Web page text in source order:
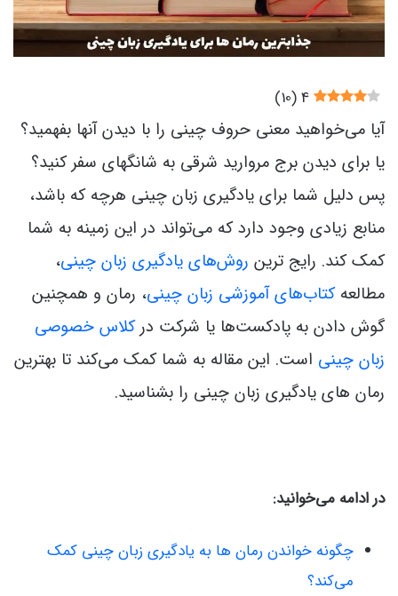
4
(
10
)
آیا می‌خواهید معنی حروف چینی را با دیدن آنها بفهمید؟
یا برای دیدن برج مروارید شرقی به شانگهای سفر کنید؟
پس دلیل شما برای یادگیری زبان چینی هرچه که باشد،
منابع زیادی وجود دارد که می‌تواند در این زمینه به شما
کمک کند. رایج ترین روش‌های یادگیری زبان چینی،
مطالعهکتاب‌های آموزشی زبان چینی، رمان و همچنین
گوش دادن به پادکست‌ها یا شرکت درکلاس خصوصی
زبان چینی است. این مقاله به شما کمک می‌کند تا بهترین
رمان های یادگیری زبان چینی را بشناسید.
در ادامه می‌خوانید:
چگونه خواندن رمان ها به یادگیری زبان چینی کمک
می‌کند؟